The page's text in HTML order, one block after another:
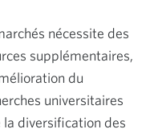
nécessite des
supplémentaires,
du
universitaires
diversification des